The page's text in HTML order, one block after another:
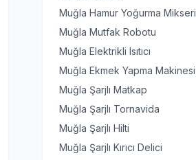
Muğla Hamur Yoğurma Mikseri
Muğla Mutfak Robotu
Muğla Elektrikli Isıtıcı
Muğla Ekmek Yapma Makinesi
Muğla Şarjlı Matkap
Muğla Şarjlı Tornavida
Muğla Şarjlı Hilti
Muğla Şarjlı Kırıcı Delici